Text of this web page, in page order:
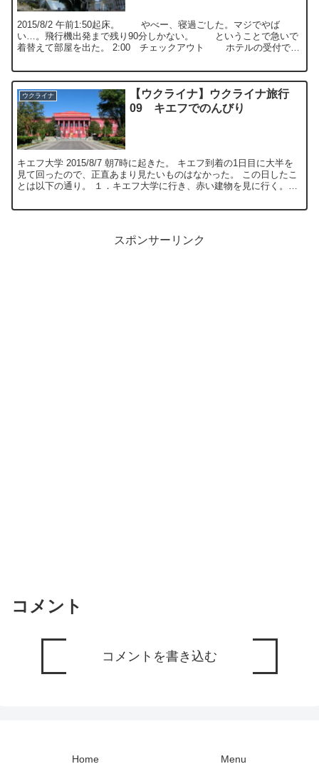
2015/8/2 午前1:50起床。 やべー、寝過ごした。マジでやば
い…。飛行機出発まで残り90分しかない。 ということで急いで
着替えて部屋を出た。 2:00 チェックアウト ホテルの受付でや
ウクライナ
【ウクライナ】ウクライナ旅行
09 キエフでのんびり
キエフ大学 2015/8/7 朝7時に起きた。 キエフ到着の1日目に大半を
見て回ったので、正直あまり見たいものはなかった。 この日したこ
とは以下の通り。 １．キエフ大学に行き、赤い建物を見に行く。
スポンサーリンク
コメント
コメントを書き込む
Home
Menu